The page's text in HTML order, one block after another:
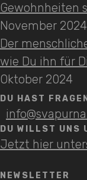
Gewohnheiten
November 2024
Der
wie Du ihn für
Oktober 2024
DU HAST
DU WILLST UNS
Jetzt hier
NEWSLETTER